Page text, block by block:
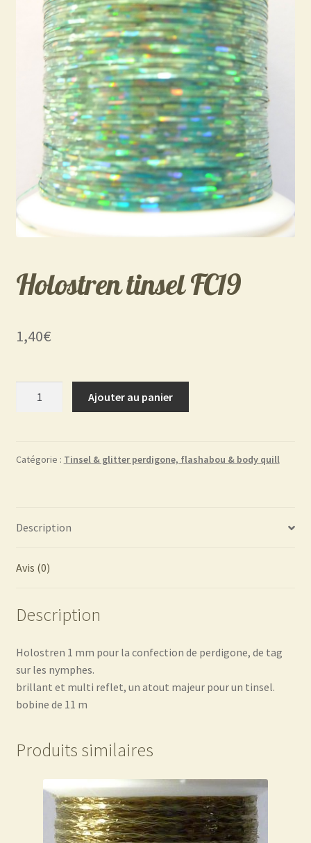
Holostren tinsel FC19
1,40€
FC19
Ajouter au panier
Catégorie : Tinsel & glitter perdigone, flashabou & body quill
Description
Avis (0)
Description
Holostren 1 mm pour la confection de perdigone, de tag
sur les nymphes.
brillant et multi reflet, un atout majeur pour un tinsel.
bobine de 11 m
Produits similaires